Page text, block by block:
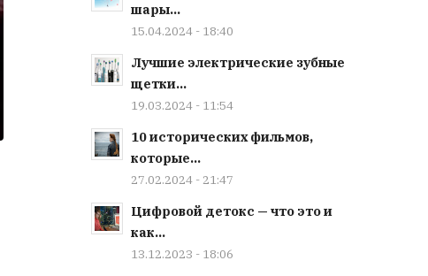
шары...
15.04.2024 - 18:40
Лучшие электрические зубные
щетки...
19.03.2024 - 11:54
10 исторических фильмов,
которые...
27.02.2024 - 21:47
Цифровой детокс — что это и
как...
13.12.2023 - 18:06